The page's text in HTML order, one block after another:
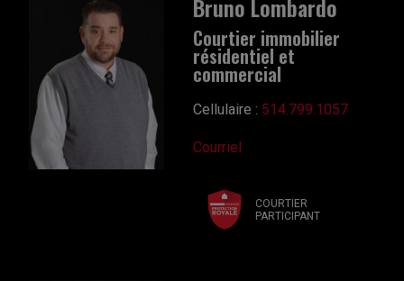
Bruno Lombardo
Courtier immobilier
résidentiel et
commercial
Cellulaire : 514.799.1057
Courriel
COURTIER
PARTICIPANT